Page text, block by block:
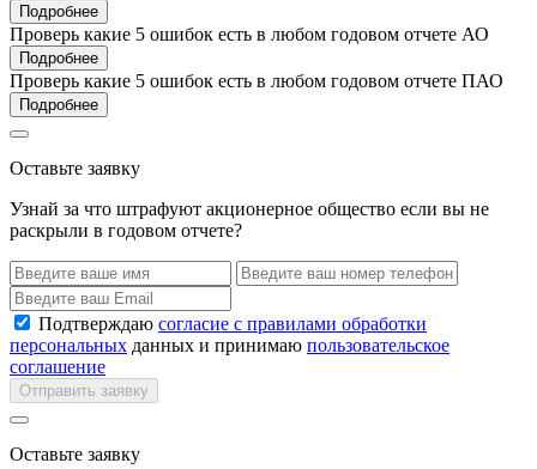
Подробнее
Проверь какие 5 ошибок есть в любом годовом отчете АО
Подробнее
Проверь какие 5 ошибок есть в любом годовом отчете ПАО
Подробнее
Оставьте заявку
Узнай за что штрафуют акционерное общество если вы не
раскрыли в годовом отчете?
Подтверждаю согласие с правилами обработки
персональных данных и принимаю пользовательское
соглашение
Отправить заявку
Оставьте заявку